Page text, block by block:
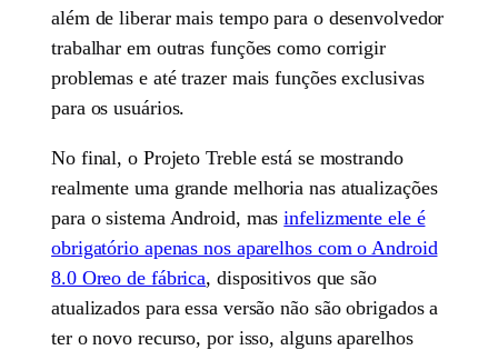
além de liberar mais tempo para o desenvolvedor
trabalhar em outras funções como corrigir
problemas e até trazer mais funções exclusivas
para os usuários.
No final, o Projeto Treble está se mostrando
realmente uma grande melhoria nas atualizações
para o sistema Android, masinfelizmente ele é
obrigatório apenas nos aparelhos com o Android
8.0 Oreo de fábrica, dispositivos que são
atualizados para essa versão não são obrigados a
ter o novo recurso, por isso, alguns aparelhos